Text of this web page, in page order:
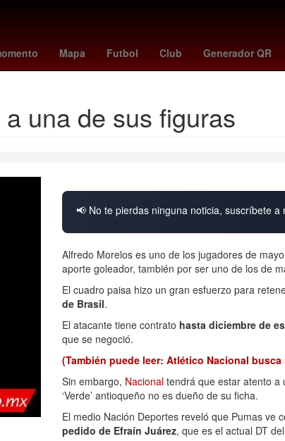
Mapa Futbol Club Generador QR
vallarta eric lauer Ana Bárbara Dólar
una de sus figuras
📢 No te pierdas ninguna noticia, suscríbete a
Alfredo Morelos es uno de los jugadores de
aporte goleador, también por ser uno de los de
El cuadro paisa hizo un gran esfuerzo para
de Brasil.
El atacante tiene contrato hasta diciembre de
que se negoció.
(También puede leer: Atlético Nacional
Sin embargo, Nacional tendrá que estar atento a
‘Verde’ antioqueño no es dueño de su ficha.
El medio Nación Deportes reveló que Pumas ve
pedido de Efraín Juárez, que es el actual DT